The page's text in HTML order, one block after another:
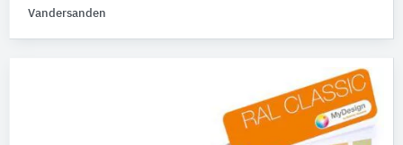
Vandersanden